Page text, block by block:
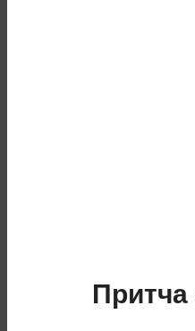
Притча